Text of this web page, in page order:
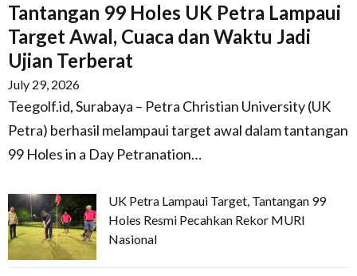
Tantangan 99 Holes UK Petra Lampaui
Target Awal, Cuaca dan Waktu Jadi
Ujian Terberat
July 29, 2026
Teegolf.id, Surabaya – Petra Christian University (UK
Petra) berhasil melampaui target awal dalam tantangan
99 Holes in a Day Petranation…
UK Petra Lampaui Target, Tantangan 99
Holes Resmi Pecahkan Rekor MURI
Nasional